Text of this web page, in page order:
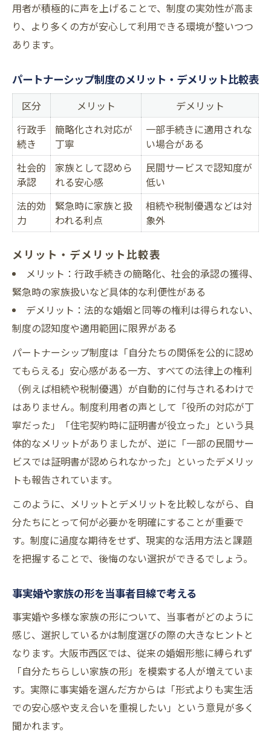
用者が積極的に声を上げることで、制度の実効性が高ま
り、より多くの方が安心して利用できる環境が整いつつ
あります。
パートナーシップ制度のメリット・デメリット比較表
区分 メリット
デメリット
行政手
続き
簡略化され対応が
丁寧
一部手続きに適用されな
い場合がある
社会的
承認
家族として認めら
れる安心感
民間サービスで認知度が
低い
法的効
力
緊急時に家族と扱
われる利点
相続や税制優遇などは対
象外
メリット・デメリット比較表
メリット：行政手続きの簡略化、社会的承認の獲得、
緊急時の家族扱いなど具体的な利便性がある
デメリット：法的な婚姻と同等の権利は得られない、
制度の認知度や適用範囲に限界がある
パートナーシップ制度は「自分たちの関係を公的に認め
てもらえる」安心感がある一方、すべての法律上の権利
（例えば相続や税制優遇）が自動的に付与されるわけで
はありません。制度利用者の声として「役所の対応が丁
寧だった」「住宅契約時に証明書が役立った」という具
体的なメリットがありましたが、逆に「一部の民間サー
ビスでは証明書が認められなかった」といったデメリッ
トも報告されています。
このように、メリットとデメリットを比較しながら、自
分たちにとって何が必要かを明確にすることが重要で
す。制度に過度な期待をせず、現実的な活用方法と課題
を把握することで、後悔のない選択ができるでしょう。
事実婚や家族の形を当事者目線で考える
事実婚や多様な家族の形について、当事者がどのように
感じ、選択しているかは制度選びの際の大きなヒントと
なります。大阪市西区では、従来の婚姻形態に縛られず
「自分たちらしい家族の形」を模索する人が増えていま
す。実際に事実婚を選んだ方からは「形式よりも実生活
での安心感や支え合いを重視したい」という意見が多く
聞かれます。